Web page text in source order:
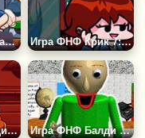
Игра Фрайдей Найт Фанкин HD Игра ФНФ Крик 7: Гёрлфренд не Сидни
Игра ФНФ Геноцид Бенди Игра ФНФ Балди Фантайм